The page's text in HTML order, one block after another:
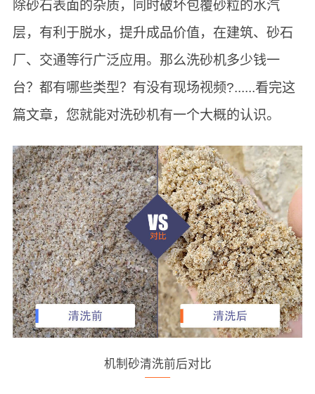
除砂石表面的杂质，同时破坏包覆砂粒的水汽
层，有利于脱水，提升成品价值，在建筑、砂石
厂、交通等行广泛应用。那么洗砂机多少钱一
台？都有哪些类型？有没有现场视频?......看完这
篇文章，您就能对洗砂机有一个大概的认识。
机制砂清洗前后对比